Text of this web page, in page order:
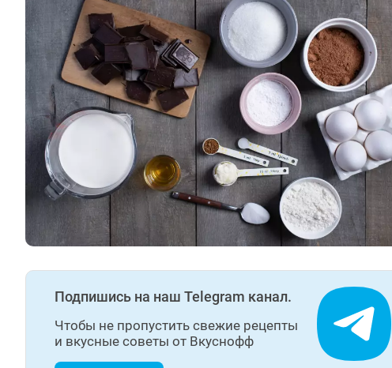
Подпишись на наш Telegram канал.
Чтобы не пропустить свежие рецепты
и вкусные советы от Вкуснофф